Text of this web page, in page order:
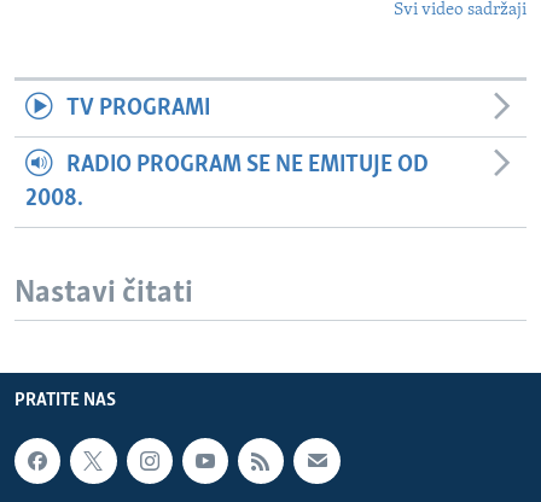
Svi video sadržaji
TV PROGRAMI
RADIO PROGRAM SE NE EMITUJE OD
2008.
Nastavi čitati
PRATITE NAS